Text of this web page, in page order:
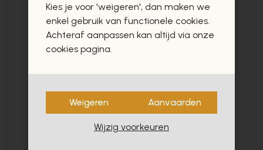
Kies je voor 'weigeren', dan maken we
enkel gebruik van functionele cookies.
Achteraf aanpassen kan altijd via onze
cookies pagina.
Weigeren Aanvaarden
Wijzig voorkeuren